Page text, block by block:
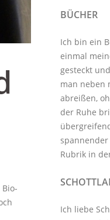
BÜCHER
Ich bin ein
einmal
gesteckt
man neben
abreißen,
der Ruhe
spannender
Rubrik in
Ich liebe